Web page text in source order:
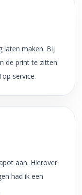
laten maken. Bij
de print te zitten.
service.
aan. Hierover
had ik een